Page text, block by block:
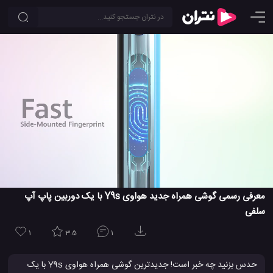
معرفی رسمی گوشی همراه جدید هواوی Y9s با یک دوربین پاپ آپ
سلفی
1 3.5 1
حدس بزنید چه خبر است! جدیدترین گوشی همراه هواوی Y9s با یک